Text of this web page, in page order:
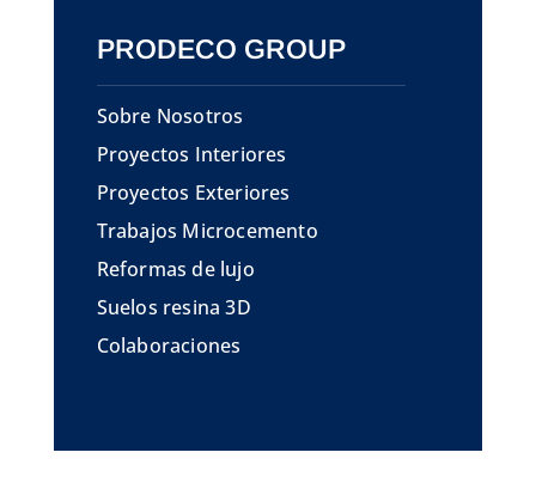
PRODECO GROUP
Sobre Nosotros
Proyectos Interiores
Proyectos Exteriores
Trabajos Microcemento
Reformas de lujo
Suelos resina 3D
Colaboraciones